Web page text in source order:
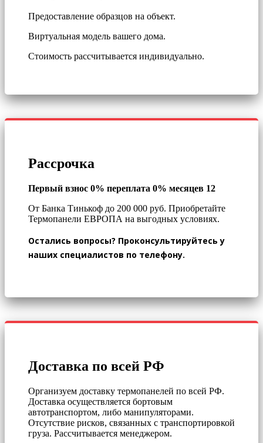
Предоставление образцов на объект.
Виртуальная модель вашего дома.
Стоимость рассчитывается индивидуально.
Рассрочка
Первый взнос 0% переплата 0% месяцев 12
От Банка Тинькоф до 200 000 руб. Приобретайте
Термопанели ЕВРОПА на выгодных условиях.
Остались вопросы? Проконсультируйтесь у
наших специалистов по телефону.
Доставка по всей РФ
Организуем доставку термопанелей по всей РФ.
Доставка осуществляется бортовым
автотранспортом, либо манипуляторами.
Отсутствие рисков, связанных с транспортировкой
груза. Рассчитывается менеджером.